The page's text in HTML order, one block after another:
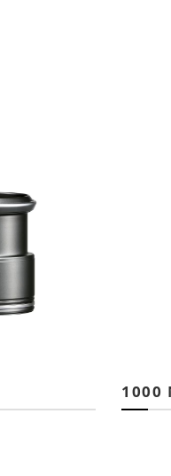
1000